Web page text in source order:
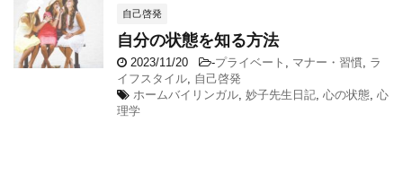
自己啓発
自分の状態を知る方法
2023/11/20 -プライベート , マナー・習慣, ラ
イフスタイル, 自己啓発
ホームバイリンガル, 妙子先生日記, 心の状態, 心
理学